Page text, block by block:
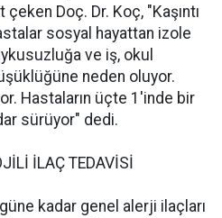
çeken Doç. Dr. Koç, "Kaşıntı
sosyal hayattan izole
ve iş, okul
neden oluyor.
Hastaların üçte 1'inde bir
sürüyor" dedi.
İLAÇ TEDAVİSİ
kadar genel alerji ilaçları